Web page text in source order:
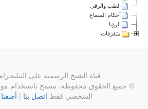
الطب والرقى
أحكام السماع
الرؤيا
متفرقات
قناة الشيخ الرسمية على
© جميع الحقوق محفوظة، يسمح باستخدام
الشخصي فقط اتصل بنا |